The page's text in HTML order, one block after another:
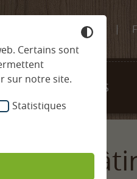
Certains sont
sur notre site.
Statistiques
ludinmuehle.de
RÉGION ET ACTIVITÉS
nordique
ou